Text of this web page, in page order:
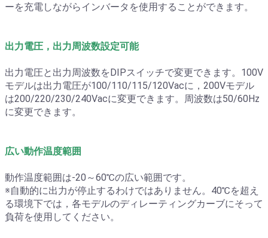
ーを充電しながらインバータを使用することができます。
出力電圧，出力周波数設定可能
出力電圧と出力周波数をDIPスイッチで変更できます。100V
モデルは出力電圧が100/110/115/120Vacに，200Vモデル
は200/220/230/240Vacに変更できます。周波数は50/60Hz
に変更できます。
広い動作温度範囲
動作温度範囲は-20～60℃の広い範囲です。
※自動的に出力が停止するわけではありません。40℃を超え
る環境下では，各モデルのディレーティングカーブにそって
負荷を使用してください。